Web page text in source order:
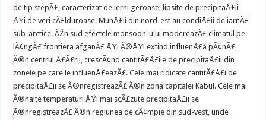
de tip stepÃ£, caracterizat de ierni geroase, lipsite de precipitaÅ£ii
ÅŸi de veri cÃ£lduroase. MunÅ£ii din nord-est au condiÅ£ii de iarnÃ£
sub-arctice. ÃŽn sud efectele monsoon-ului modereazÃ£ climatul pe
lÃ¢ngÃ£ frontiera afganÃ£ ÅŸi Ã®ÅŸi extind influenÅ£a pÃ¢nÃ£
Ã®n centrul Å£Ã£rii, crescÃ¢nd cantitÃ£Å£ile de precipitaÅ£ii din
zonele pe care le influenÅ£eazÃ£. Cele mai ridicate cantitÃ£Å£i de
precipitaÅ£ii se Ã®nregistreazÃ£ Ã®n zona capitalei Kabul. Cele mai
Ã®nalte temperaturi ÅŸi mai scÃ£zute precipitaÅ£ii se
Ã®nregistreazÃ£ Ã®n regiunea de cÃ¢mpie din sud-vest, unde